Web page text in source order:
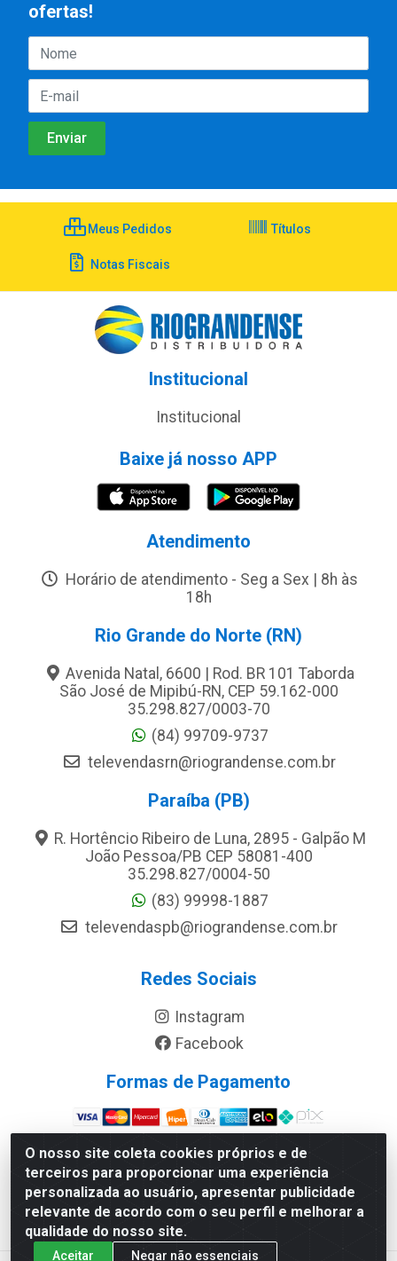
O nosso site coleta cookies próprios e de
terceiros para proporcionar uma experiência
personalizada ao usuário, apresentar publicidade
relevante de acordo com o seu perfil e melhorar a
qualidade do nosso site.
Aceitar Negar não essenciais
ofertas!
Meus Pedidos Títulos
Notas Fiscais
Institucional
Institucional
Baixe já nosso APP
Atendimento
Horário de atendimento - Seg a Sex | 8h às
18h
Rio Grande do Norte (RN)
Avenida Natal, 6600 | Rod. BR 101 Taborda
São José de Mipibú-RN, CEP 59.162-000
35.298.827/0003-70
(84) 99709-9737
televendasrn@riograndense.com.br
Paraíba (PB)
R. Hortêncio Ribeiro de Luna, 2895 - Galpão M
João Pessoa/PB CEP 58081-400
35.298.827/0004-50
(83) 99998-1887
televendaspb@riograndense.com.br
Redes Sociais
Instagram
Facebook
Formas de Pagamento
Site Seguro